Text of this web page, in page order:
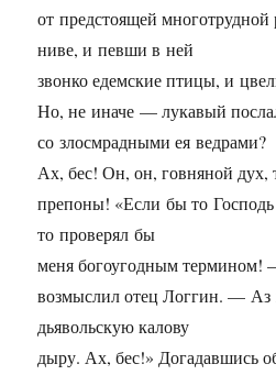
от предстоящей многотрудной
ниве, и певши в ней
звонко едемские птицы, и
Но, не иначе — лукавый
со злосмрадными ея ведрами?
Ах, бес! Он, он, говняной дух,
препоны! «Если бы то
то проверял бы
меня богоугодным
возмыслил отец Логгин. — Аз
дьявольскую калову
дыру. Ах, бес!» Догадавшись